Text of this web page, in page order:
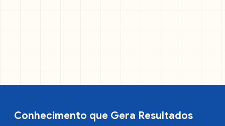
Conhecimento que Gera Resultados